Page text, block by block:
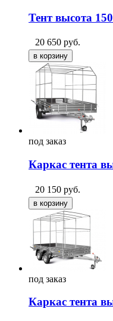
Тент высота
20 650 руб.
под заказ
Каркас тента
20 150 руб.
под заказ
Каркас тента